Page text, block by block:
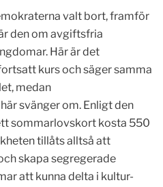
valt bort, framför
den om avgiftsfria
Här är det
kurs och säger samma
medan
svänger om. Enligt den
sommarlovskort kosta 550
tillåts alltså att
skapa segregerade
att kunna delta i kultur-